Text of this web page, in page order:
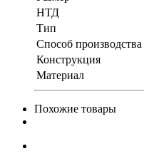
НТД
Тип
Способ производства
Конструкция
Материал
Похожие товары